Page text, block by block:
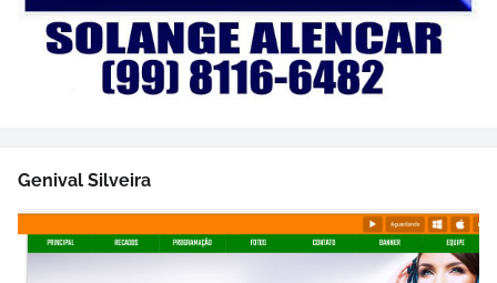
Genival Silveira